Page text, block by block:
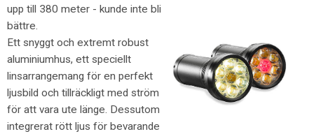
upp till 380 meter - kunde inte bli
bättre.
Ett snyggt och extremt robust
aluminiumhus, ett speciellt
linsarrangemang för en perfekt
ljusbild och tillräckligt med ström
för att vara ute länge. Dessutom
integrerat rött ljus för bevarande